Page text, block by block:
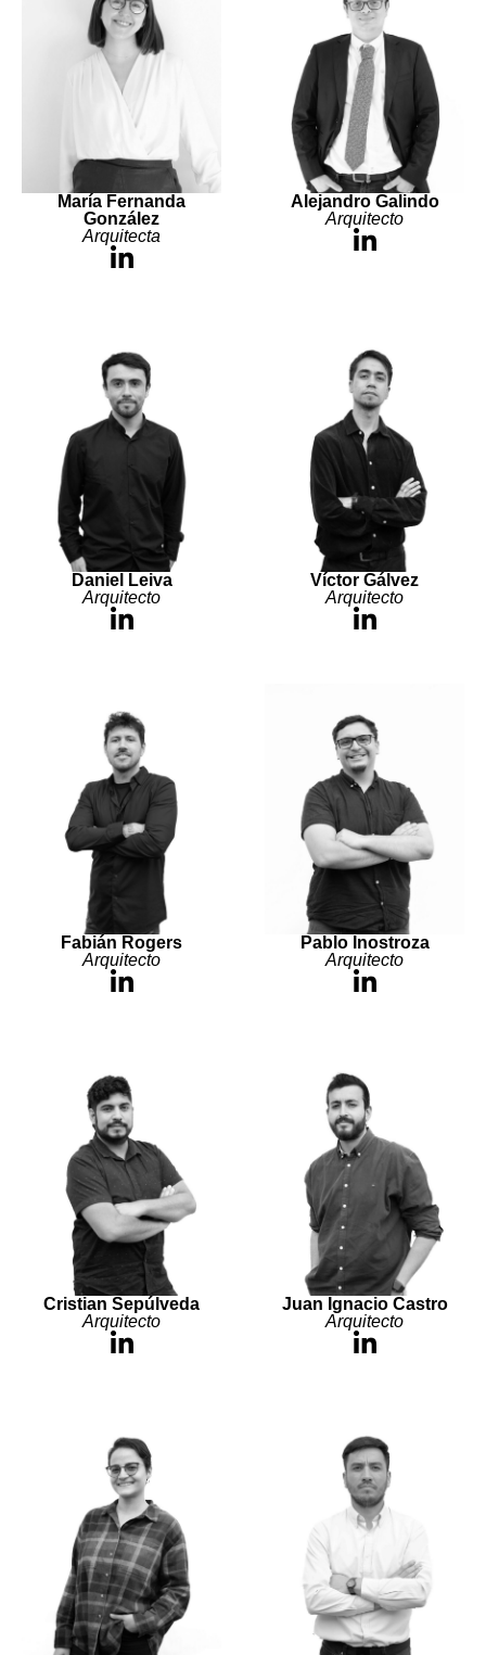
María Fernanda
González
Arquitecta
Alejandro Galindo
Arquitecto
Daniel Leiva
Arquitecto
Víctor Gálvez
Arquitecto
Fabián Rogers
Arquitecto
Pablo Inostroza
Arquitecto
Cristian Sepúlveda
Arquitecto
Juan Ignacio Castro
Arquitecto